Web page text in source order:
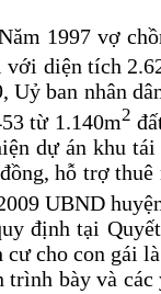
1997 vợ
với diện tích
Uỷ ban nhân
từ 1.140m2
dự án khu
hỗ trợ
UBND
định tại
cho con gái
trình bày và